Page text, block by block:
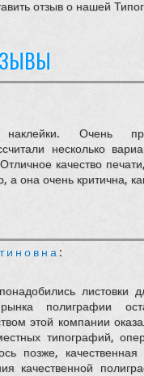
отзыв о нашей
наклейки. Очень
несколько
качество
а она очень критична,
:
листовки
полиграфии
этой компании
типографий,
позже,
качественной